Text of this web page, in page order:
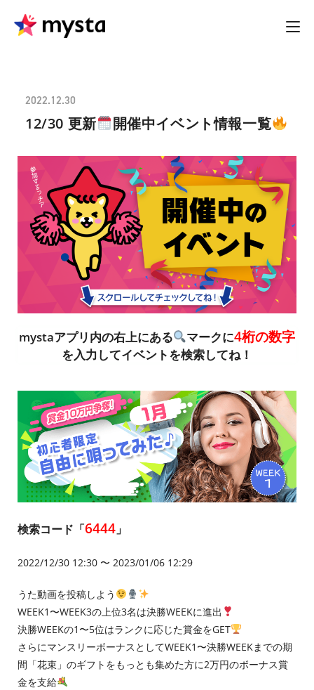
2022.12.30
12/30 更新 開催中イベント情報一覧
mystaアプリ内の右上にある マークに4桁の数字
を入力してイベントを検索してね！
検索コード「6444 」
2022/12/30 12:30 〜 2023/01/06 12:29
うた動画を投稿しよう
WEEK1〜WEEK3の上位3名は決勝WEEKに進出
決勝WEEKの1〜5位はランクに応じた賞金をGET
さらにマンスリーボーナスとしてWEEK1〜決勝WEEKまでの期
間「花束」のギフトをもっとも集めた方に2万円のボーナス賞
金を支給